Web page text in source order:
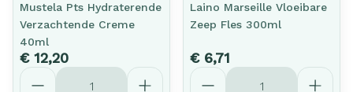
Mustela Pts Hydraterende
Verzachtende Creme
40ml
€ 12,20
Aantal
Laino Marseille Vloeibare
Zeep Fles 300ml
€ 6,71
Aantal